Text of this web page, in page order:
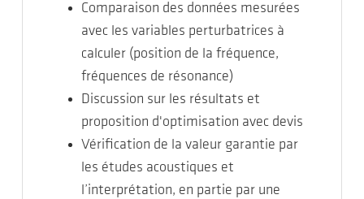
Comparaison des données mesurées
avec les variables perturbatrices à
calculer (position de la fréquence,
fréquences de résonance)
Discussion sur les résultats et
proposition d'optimisation avec devis
Vérification de la valeur garantie par
les études acoustiques et
l’interprétation, en partie par une